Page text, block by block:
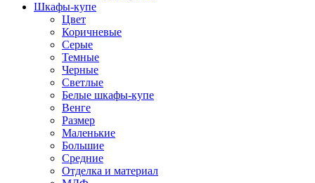
Шкафы-купе
Цвет
Коричневые
Серые
Темные
Черные
Светлые
Белые шкафы-купе
Венге
Размер
Маленькие
Большие
Средние
Отделка и материал